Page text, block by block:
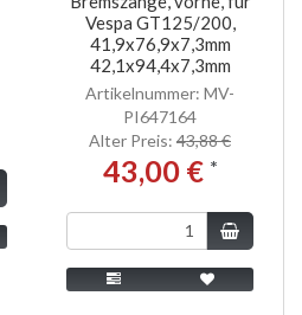
Vespa GT125/200,
41,9x76,9x7,3mm
42,1x94,4x7,3mm
Artikelnummer: MV-
PI647164
Alter Preis: 43,88 €
43,00 € *